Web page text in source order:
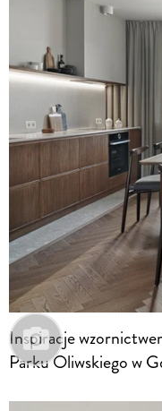
Inspiracje
Parku Oliwskiego w